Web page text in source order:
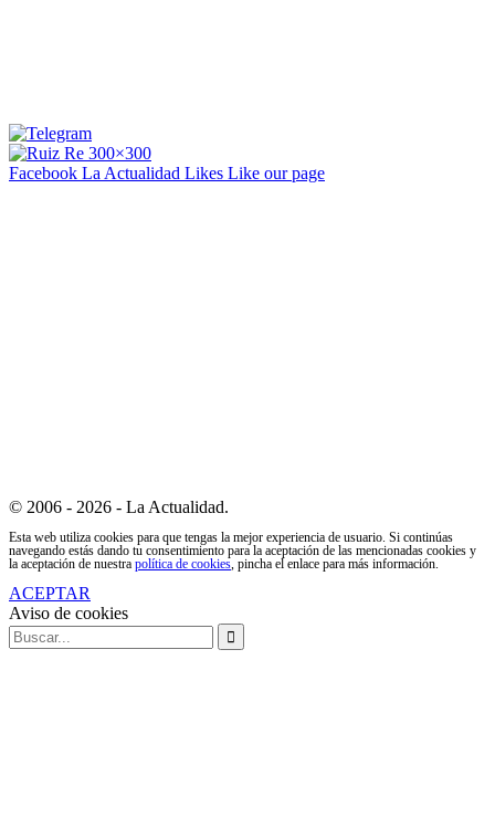
Facebook La Actualidad Likes Like our page
© 2006 - 2026 - La Actualidad.
Esta web utiliza cookies para que tengas la mejor experiencia de usuario. Si continúas
navegando estás dando tu consentimiento para la aceptación de las mencionadas cookies y
la aceptación de nuestra política de cookies, pincha el enlace para más información.
ACEPTAR
Aviso de cookies